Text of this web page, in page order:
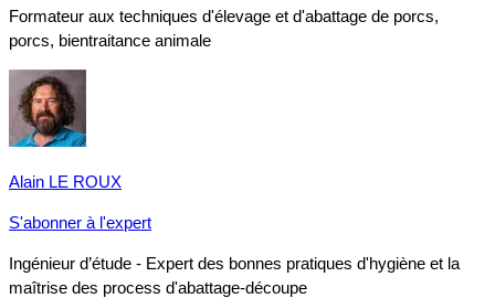
Formateur aux techniques d'élevage et d'abattage de porcs,
porcs, bientraitance animale
Alain LE ROUX
S'abonner à l'expert
Ingénieur d’étude - Expert des bonnes pratiques d'hygiène et la
maîtrise des process d'abattage-découpe